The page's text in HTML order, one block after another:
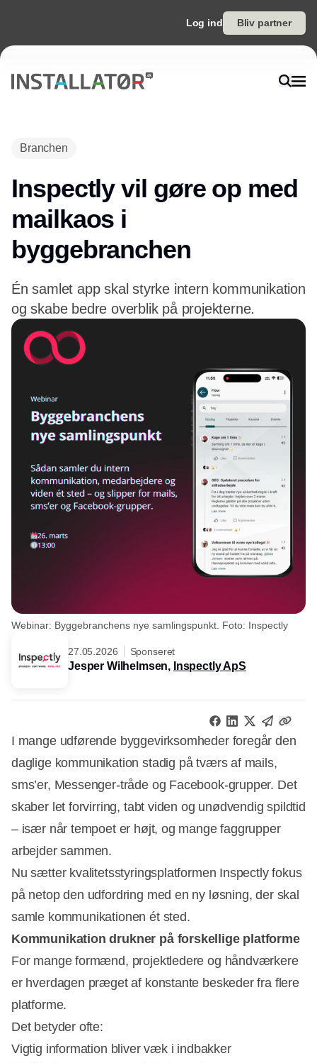
Log ind Bliv partner
Branchen
Inspectly vil gøre op med
mailkaos i
byggebranchen
Én samlet app skal styrke intern kommunikation
og skabe bedre overblik på projekterne.
Webinar: Byggebranchens nye samlingspunkt. Foto: Inspectly
27.05.2026 Sponseret
Jesper Wilhelmsen, Inspectly ApS
I mange udførende byggevirksomheder foregår den
daglige kommunikation stadig på tværs af mails,
sms’er, Messenger-tråde og Facebook-grupper. Det
skaber let forvirring, tabt viden og unødvendig spildtid
– især når tempoet er højt, og mange faggrupper
arbejder sammen.
Nu sætter kvalitetsstyringsplatformen Inspectly fokus
på netop den udfordring med en ny løsning, der skal
samle kommunikationen ét sted.
Kommunikation drukner på forskellige platforme
For mange formænd, projektledere og håndværkere
er hverdagen præget af konstante beskeder fra flere
platforme.
Det betyder ofte:
Vigtig information bliver væk i indbakker